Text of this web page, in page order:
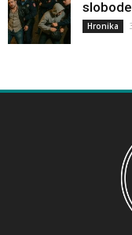
Hronika